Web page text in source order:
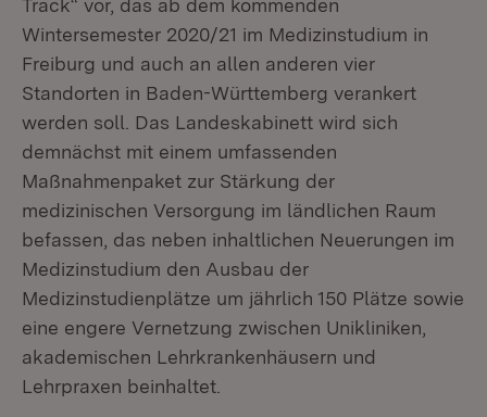
Track“ vor, das ab dem kommenden
Wintersemester 2020/21 im Medizinstudium in
Freiburg und auch an allen anderen vier
Standorten in Baden-Württemberg verankert
werden soll. Das Landeskabinett wird sich
demnächst mit einem umfassenden
Maßnahmenpaket zur Stärkung der
medizinischen Versorgung im ländlichen Raum
befassen, das neben inhaltlichen Neuerungen im
Medizinstudium den Ausbau der
Medizinstudienplätze um jährlich 150 Plätze sowie
eine engere Vernetzung zwischen Unikliniken,
akademischen Lehrkrankenhäusern und
Lehrpraxen beinhaltet.